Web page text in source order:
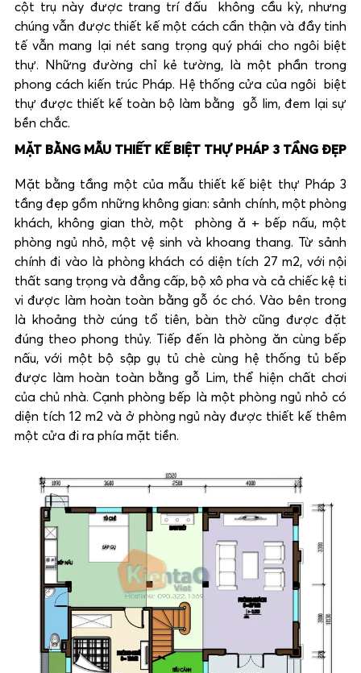
cột trụ này được trang trí đấu không cầu kỳ, nhưng
chúng vẫn được thiết kế một cách cẩn thận và đầy tinh
tế vẫn mang lại nét sang trọng quý phái cho ngôi biệt
thự. Những đường chỉ kẻ tường, là một phần trong
phong cách kiến trúc Pháp. Hệ thống cửa của ngôi biệt
thự được thiết kế toàn bộ làm bằng gỗ lim, đem lại sự
bền chắc.
MẶT BẰNG MẪU THIẾT KẾ BIỆT THỰ PHÁP 3 TẦNG ĐẸP
Mặt bằng tầng một của mẫu thiết kế biệt thự Pháp 3
tầng đẹp gồm những không gian: sảnh chính, một phòng
khách, không gian thờ, một phòng ă + bếp nấu, một
phòng ngủ nhỏ, một vệ sinh và khoang thang. Từ sảnh
chính đi vào là phòng khách có diện tích 27 m2, với nội
thất sang trọng và đẳng cấp, bộ xô pha và cả chiếc kệ ti
vi được làm hoàn toàn bằng gỗ óc chó. Vào bên trong
là khoảng thờ cúng tổ tiên, bàn thờ cũng được đặt
đúng theo phong thủy. Tiếp đến là phòng ăn cùng bếp
nấu, với một bộ sập gụ tủ chè cùng hệ thống tủ bếp
được làm hoàn toàn bằng gỗ Lim, thể hiện chất chơi
của chủ nhà. Cạnh phòng bếp là một phòng ngủ nhỏ có
diện tích 12 m2 và ở phòng ngủ này được thiết kế thêm
một cửa đi ra phía mặt tiền.